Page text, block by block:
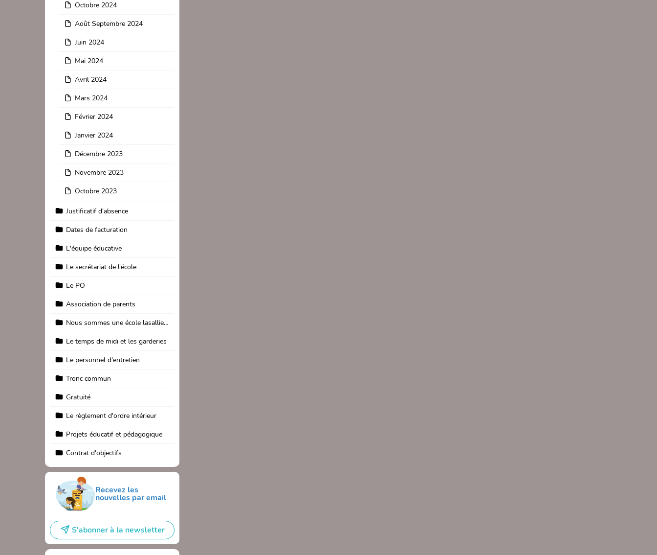
Octobre 2024
Août Septembre 2024
Juin 2024
Mai 2024
Avril 2024
Mars 2024
Février 2024
Janvier 2024
Décembre 2023
Novembre 2023
Octobre 2023
Justificatif d'absence
Dates de facturation
L'équipe éducative
Le secrétariat de l'école
Le PO
Association de parents
Nous sommes une école lasallienne
Le temps de midi et les garderies
Le personnel d'entretien
Tronc commun
Gratuité
Le règlement d'ordre intérieur
Projets éducatif et pédagogique
Contrat d'objectifs
Recevez les
nouvelles par email
S'abonner à la newsletter